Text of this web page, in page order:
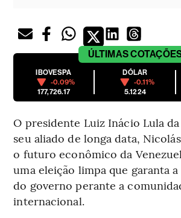
ÚLTIMAS
IBOVESPA
-0.09%
177,726.17
DÓLAR
-0.11%
5.1224
O presidente Luiz Inácio Lula
seu aliado de longa data,
o futuro econômico da
uma eleição limpa que garanta
do governo perante a
internacional.